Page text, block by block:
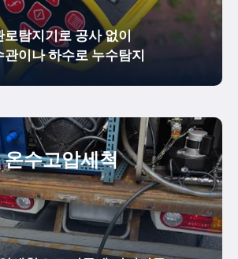
로탐지기로 공사 없이
관이나 하수로 누수탐지
온수고압세척